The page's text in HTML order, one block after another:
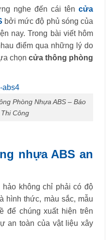
nghe đến cái tên cửa
bởi mức độ phủ sóng của
nay. Trong bài viết hôm
điểm qua những lý do
chọn cửa thông phòng
Phòng Nhựa ABS – Báo
Công
nhựa ABS an
hảo không chỉ phải có độ
hình thức, màu sắc, mẫu
để chúng xuất hiện trên
an toàn của vật liệu xây